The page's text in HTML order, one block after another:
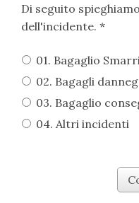
Di seguito
dell'incidente. *
01. Bagaglio
02. Bagagli
03. Bagaglio
04. Altri incidenti